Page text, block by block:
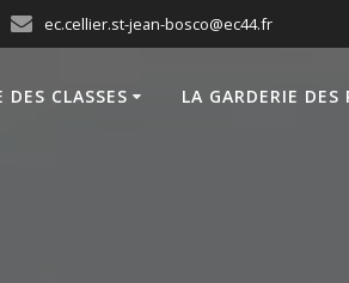
ec.cellier.st-jean-bosco@ec44.fr
DES CLASSES LA GARDERIE DES